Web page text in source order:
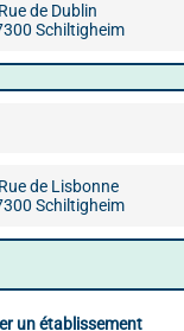
de Dublin
Schiltigheim
de Lisbonne
Schiltigheim
un établissement